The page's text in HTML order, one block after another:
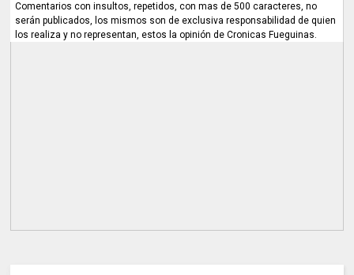
Comentarios con insultos, repetidos, con mas de 500 caracteres, no
serán publicados, los mismos son de exclusiva responsabilidad de quien
los realiza y no representan, estos la opinión de Cronicas Fueguinas.